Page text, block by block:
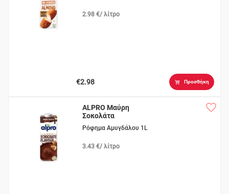
2.98 €/ λίτρο
€2.98 Προσθήκη
ALPRO Μαύρη
Σοκολάτα
Ρόφημα Αμυγδάλου 1L
3.43 €/ λίτρο